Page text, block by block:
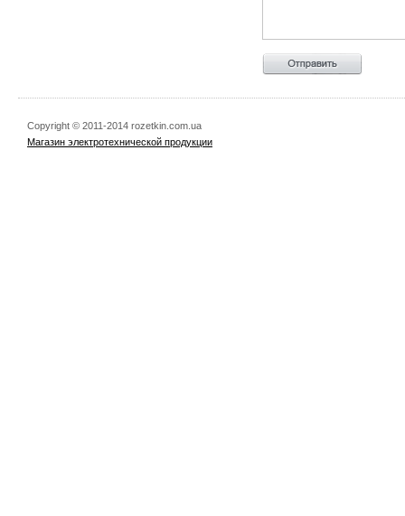
Copyright © 2011-2014 rozetkin.com.ua
Магазин электротехнической продукции